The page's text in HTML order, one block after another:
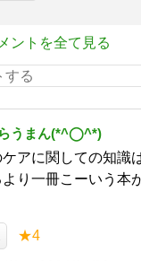
ントを全て見る
うまん(*^◯^*)
アに関しての知識
より一冊こーいう本
★4